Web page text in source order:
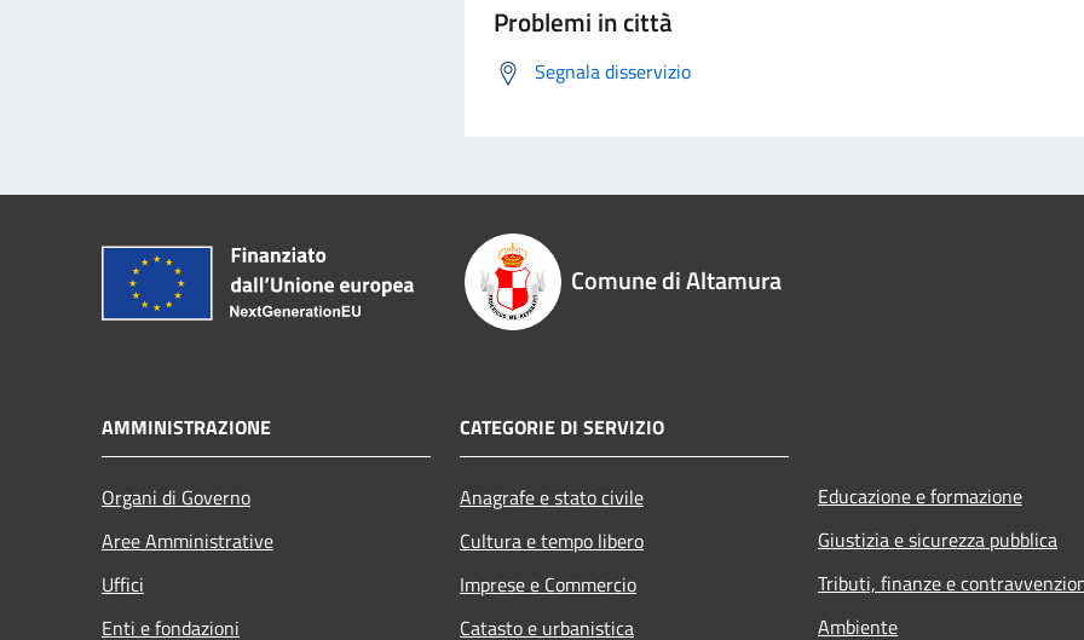
Problemi in città
Segnala disservizio
Comune di Altamura
AMMINISTRAZIONE
Organi di Governo
Aree Amministrative
Uffici
Enti e fondazioni
CATEGORIE DI SERVIZIO
Anagrafe e stato civile
Cultura e tempo libero
Imprese e Commercio
Catasto e urbanistica
Educazione e formazione
Giustizia e sicurezza pubblica
Tributi, finanze e
Ambiente